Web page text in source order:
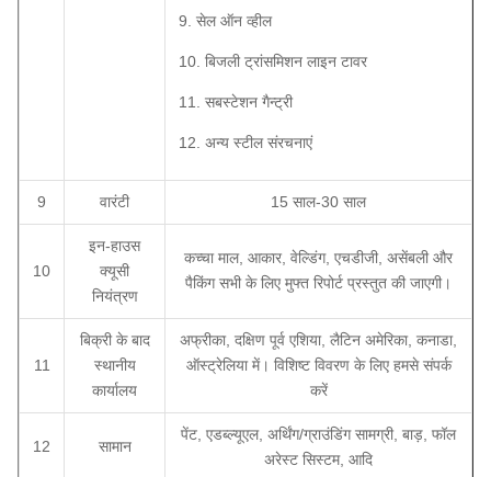
9. सेल ऑन व्हील
10. बिजली ट्रांसमिशन लाइन टावर
11. सबस्टेशन गैन्ट्री
12. अन्य स्टील संरचनाएं
9 वारंटी 15 साल-30 साल
10
इन-हाउस
क्यूसी
नियंत्रण
कच्चा माल, आकार, वेल्डिंग, एचडीजी, असेंबली और
पैकिंग सभी के लिए मुफ्त रिपोर्ट प्रस्तुत की जाएगी।
11
बिक्री के बाद
स्थानीय
कार्यालय
अफ्रीका, दक्षिण पूर्व एशिया, लैटिन अमेरिका, कनाडा,
ऑस्ट्रेलिया में। विशिष्ट विवरण के लिए हमसे संपर्क
करें
12 सामान
पेंट, एडब्ल्यूएल, अर्थिंग/ग्राउंडिंग सामग्री, बाड़, फॉल
अरेस्ट सिस्टम, आदि